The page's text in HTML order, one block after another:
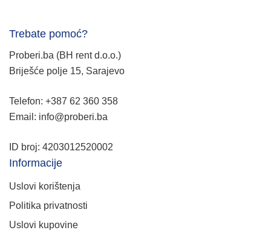
Trebate pomoć?
Proberi.ba (BH rent d.o.o.)
Briješće polje 15, Sarajevo
Telefon: +387 62 360 358
Email: info@proberi.ba
ID broj: 4203012520002
Informacije
Uslovi korištenja
Politika privatnosti
Uslovi kupovine